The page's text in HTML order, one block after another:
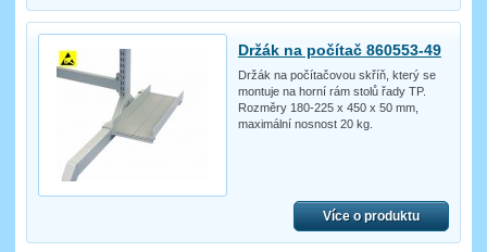
Držák na počítač 860553-49
Držák na počítačovou skříň, který se
montuje na horní rám stolů řady TP.
Rozměry 180-225 x 450 x 50 mm,
maximální nosnost 20 kg.
Více o produktu